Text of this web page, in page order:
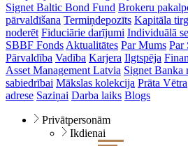
Signet Baltic Bond Fund Brokeru
pārvaldīšana Termiņdepozīts Kapitāla
noderēt Fiduciārie darījumi Individuālā
SBBF Fonds Aktualitātes Par Mums Par
Pārvaldība Vadība Karjera Ilgtspēja
Asset Management Latvia Signet Banka
sabiedrībai Mākslas kolekcija Prāta Vētra
adrese Saziņai Darba laiks Blogs
Privātpersonām
Ikdienai